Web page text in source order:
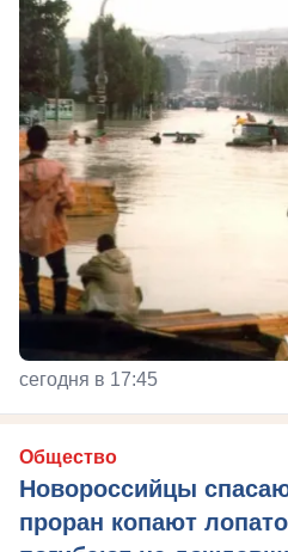
сегодня в 17:45
Общество
Новороссийцы
проран копают